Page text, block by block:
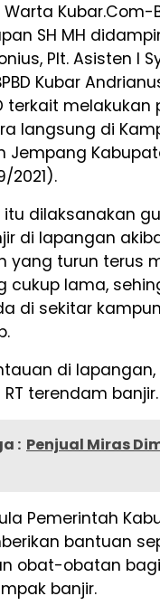
Warta
SH MH
Plt. Asisten I
Kubar
terkait melakukan
langsung di
Jempang
2021).
itu dilaksanakan
di lapangan
yang turun terus
cukup lama,
di sekitar
di lapangan,
RT terendam banjir.
: Penjual Miras
Pemerintah
bantuan
obat-obatan
banjir.